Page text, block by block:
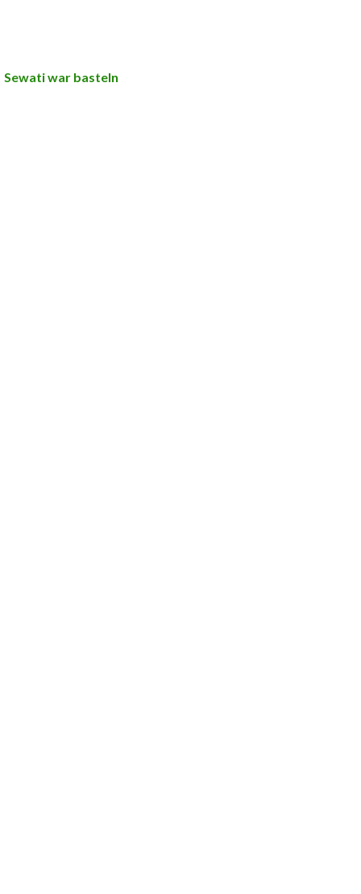
Sewati war basteln